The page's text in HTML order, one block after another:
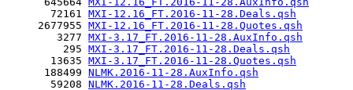
       72161
MXI-12.16_FT.2016-11-28.Deals.qsh
     2677955
MXI-12.16_FT.2016-11-28.Quotes.qsh
        3277
MXI-3.17_FT.2016-11-28.AuxInfo.qsh
         295
MXI-3.17_FT.2016-11-28.Deals.qsh
       13635
MXI-3.17_FT.2016-11-28.Quotes.qsh
      188499
NLMK.2016-11-28.AuxInfo.qsh
       59208
NLMK.2016-11-28.Deals.qsh